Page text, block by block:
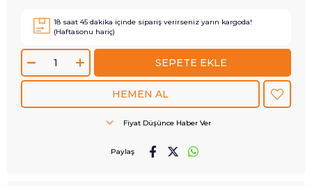
18 saat 45 dakika içinde sipariş verirseniz yarın kargoda!
(Haftasonu hariç)
Fiyat Düşünce Haber Ver
Paylaş